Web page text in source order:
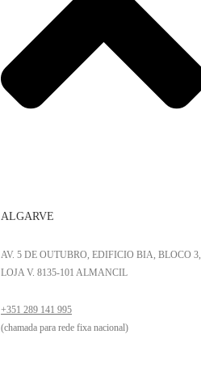
ALGARVE
AV. 5 DE OUTUBRO, EDIFICIO BIA, BLOCO 3,
LOJA V. 8135-101 ALMANCIL
+351 289 141 995
(chamada para rede fixa nacional)